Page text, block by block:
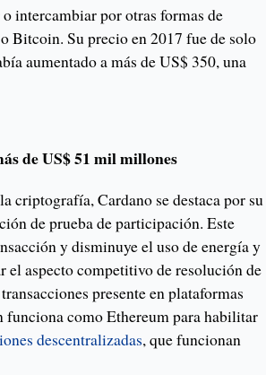
intercambiar por otras formas de
Bitcoin. Su precio en 2017 fue de solo
aumentado a más de US$ 350, una
de US$ 51 mil millones
criptografía, Cardano se destaca por su
de prueba de participación. Este
y disminuye el uso de energía y
aspecto competitivo de resolución de
presente en plataformas
como Ethereum para habilitar
descentralizadas, que funcionan